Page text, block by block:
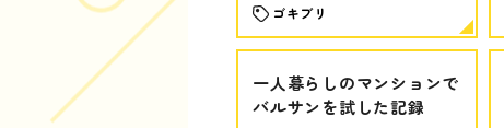
ゴキブリ
一人暮らしのマンションで
バルサンを試した記録